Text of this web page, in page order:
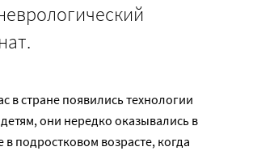
в стране появились технологии
они нередко оказывались в
в подростковом возрасте, когда